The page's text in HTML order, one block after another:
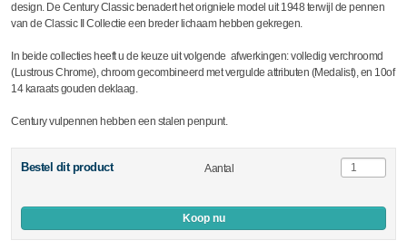
design. De Century Classic benadert het origniele model uit 1948 terwijl de pennen
van de Classic II Collectie een breder lichaam hebben gekregen.
In beide collecties heeft u de keuze uit volgende afwerkingen: volledig verchroomd
(Lustrous Chrome), chroom gecombineerd met vergulde attributen (Medalist), en 10of
14 karaats gouden deklaag.
Century vulpennen hebben een stalen penpunt.
Bestel dit product Aantal
Koop nu